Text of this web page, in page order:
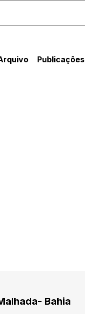
Publicações
Bahia